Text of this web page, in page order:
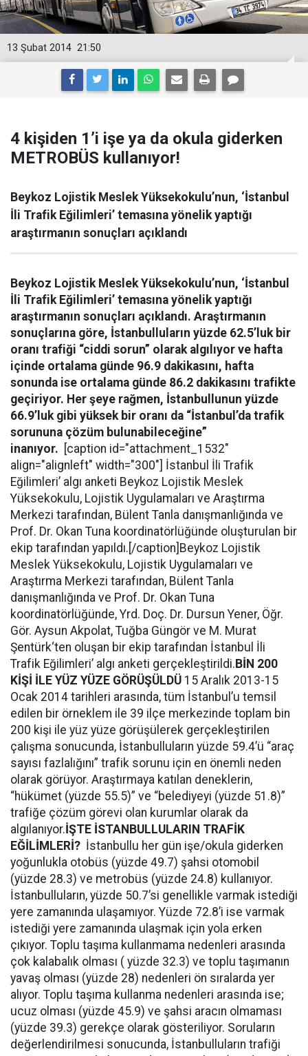
21:50
13 Şubat 2014
4 kişiden 1’i işe ya da okula giderken
METROBÜS kullanıyor!
Beykoz Lojistik Meslek Yüksekokulu’nun, ‘İstanbul
İli Trafik Eğilimleri’ temasına yönelik yaptığı
araştırmanın sonuçları açıklandı
Beykoz Lojistik Meslek Yüksekokulu’nun, ‘İstanbul
İli Trafik Eğilimleri’ temasına yönelik yaptığı
araştırmanın sonuçları açıklandı. Araştırmanın
sonuçlarına göre, İstanbulluların yüzde 62.5’luk bir
oranı trafiği “ciddi sorun” olarak algılıyor ve hafta
içinde ortalama günde 96.9 dakikasını, hafta
sonunda ise ortalama günde 86.2 dakikasını trafikte
geçiriyor. Her şeye rağmen, İstanbullunun yüzde
66.9’luk gibi yüksek bir oranı da “İstanbul’da trafik
sorununa çözüm bulunabileceğine”
inanıyor.
[caption id="attachment_1532"
align="alignleft" width="300"] İstanbul İli Trafik
Eğilimleri’ algı anketi Beykoz Lojistik Meslek
Yüksekokulu, Lojistik Uygulamaları ve Araştırma
Merkezi tarafından, Bülent Tanla danışmanlığında ve
Prof. Dr. Okan Tuna koordinatörlüğünde oluşturulan bir
ekip tarafından yapıldı.[/caption]Beykoz Lojistik
Meslek Yüksekokulu, Lojistik Uygulamaları ve
Araştırma Merkezi tarafından, Bülent Tanla
danışmanlığında ve Prof. Dr. Okan Tuna
koordinatörlüğünde, Yrd. Doç. Dr. Dursun Yener, Öğr.
Gör. Aysun Akpolat, Tuğba Güngör ve M. Murat
Şentürk‘ten oluşan bir ekip tarafından İstanbul İli
Trafik Eğilimleri’ algı anketi gerçekleştirildi. BİN 200
KİŞİ İLE YÜZ YÜZE GÖRÜŞÜLDÜ 15 Aralık 2013-15
Ocak 2014 tarihleri arasında, tüm İstanbul’u temsil
edilen bir örneklem ile 39 ilçe merkezinde toplam bin
200 kişi ile yüz yüze görüşülerek gerçekleştirilen
çalışma sonucunda, İstanbulluların yüzde 59.4’ü “araç
sayısı fazlalığını” trafik sorunu için en önemli neden
olarak görüyor. Araştırmaya katılan deneklerin,
“hükümet (yüzde 55.5)” ve “belediyeyi (yüzde 51.8)”
trafiğe çözüm görevi olan kurumlar olarak da
algılanıyor.İŞTE İSTANBULLULARIN TRAFİK
EĞİLİMLERİ? İstanbullu her gün işe/okula giderken
yoğunlukla otobüs (yüzde 49.7) şahsi otomobil
(yüzde 28.3) ve metrobüs (yüzde 24.8) kullanıyor.
İstanbulluların, yüzde 50.7’si genellikle varmak istediği
yere zamanında ulaşamıyor. Yüzde 72.8’i ise varmak
istediği yere zamanında ulaşmak için yola erken
çıkıyor. Toplu taşıma kullanmama nedenleri arasında
çok kalabalık olması ( yüzde 32.3) ve toplu taşımanın
yavaş olması (yüzde 28) nedenleri ön sıralarda yer
alıyor. Toplu taşıma kullanma nedenleri arasında ise;
ucuz olması (yüzde 45.9) ve şahsi aracın olmaması
(yüzde 39.3) gerekçe olarak gösteriliyor. Soruların
değerlendirilmesi sonucunda, İstanbulluların trafiği